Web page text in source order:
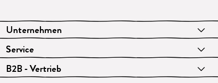
Unternehmen
Service
B2B - Vertrieb